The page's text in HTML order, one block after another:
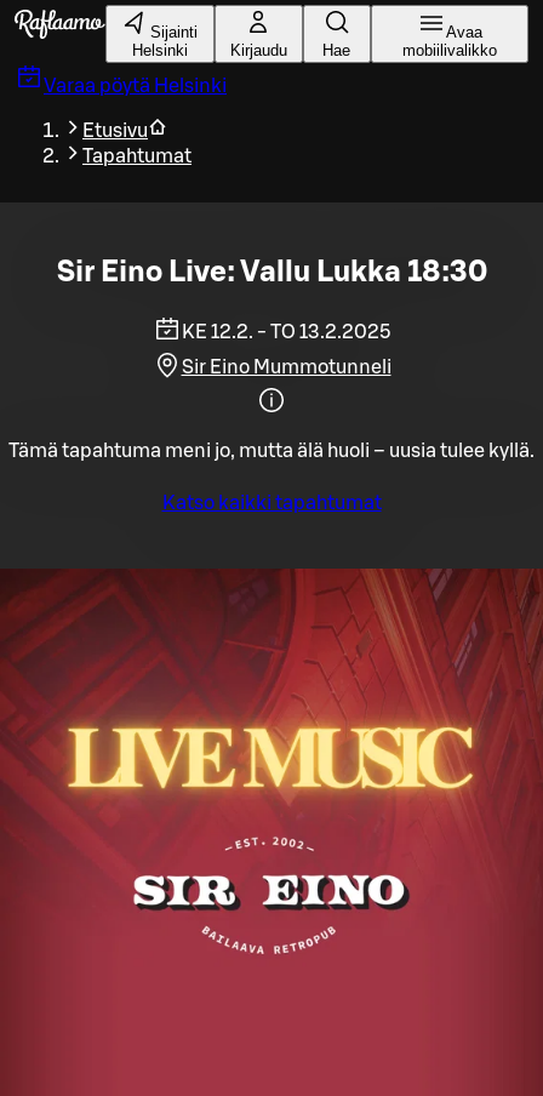
Siirry pääsisältöön
Sijainti
Helsinki
Kirjaudu Hae
Avaa
mobiilivalikko
Varaa pöytä Helsinki
Etusivu
Tapahtumat
Sir Eino Live: Vallu Lukka 18:30
KE 12.2. - TO 13.2.2025
Sir Eino Mummotunneli
Tämä tapahtuma meni jo, mutta älä huoli – uusia tulee kyllä.
Katso kaikki tapahtumat